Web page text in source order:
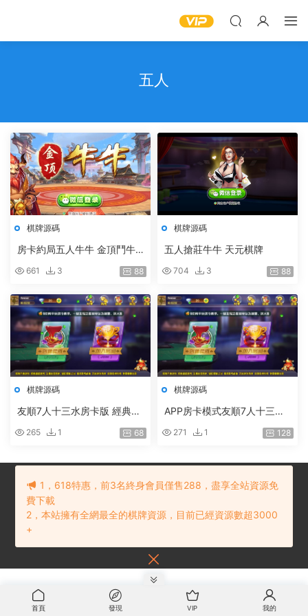
五人
棋牌源碼
房卡約局五人牛牛 金頂鬥牛
661 3 88
棋牌源碼
五人搶莊牛牛 天元棋牌
704 3 88
棋牌源碼
友順7人十三水房卡版 經典棋
265 1 68
棋牌源碼
APP房卡模式友順7人十三水
271 1 128
© 2021 棋牌源碼下載網網站地圖 贛ICP備202101234号 内容投訴建議
首頁 發現 VIP 我的
1，618特惠，前3名終身會員僅售288，盡享全站資源免
費下載
2，本站擁有全網最全的棋牌資源，目前已經資源數超3000
+